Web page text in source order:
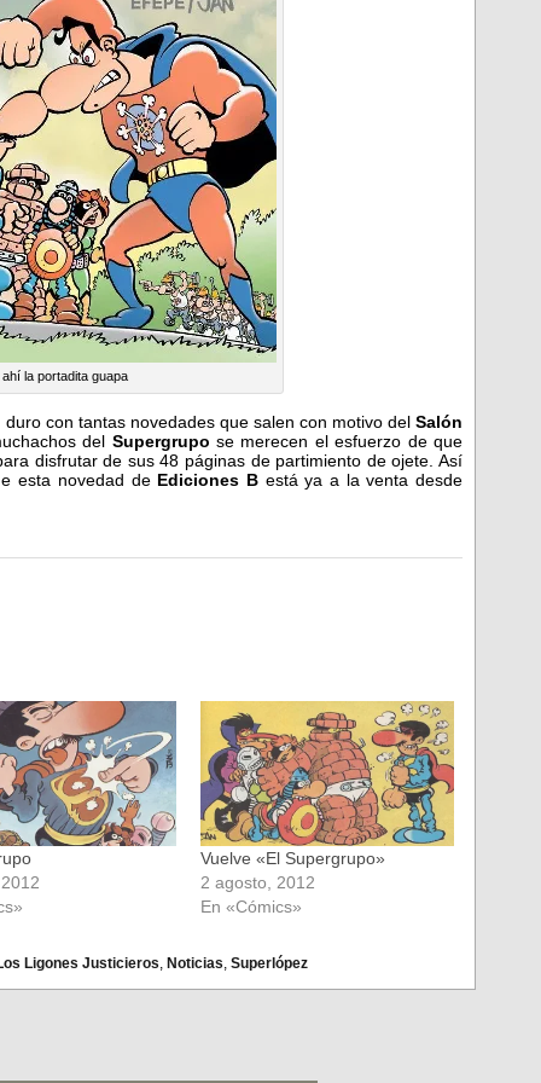
la portadita guapa
con tantas novedades que salen con motivo del Salón
del Supergrupo se merecen el esfuerzo de que
disfrutar de sus 48 páginas de partimiento de ojete. Así
esta novedad deEdiciones Bestá ya a la venta desde
Vuelve «El Supergrupo»
2 agosto, 2012
En «Cómics»
Ligones Justicieros, Noticias, Superlópez